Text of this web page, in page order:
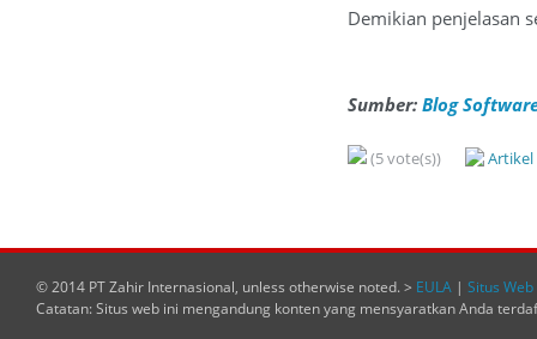
Demikian penjelasan
Sumber: Blog
(5 vote(s))
© 2014 PT Zahir Internasional, unless otherwise noted. > EULA | Situs
Catatan: Situs web ini mengandung konten yang mensyaratkan Anda